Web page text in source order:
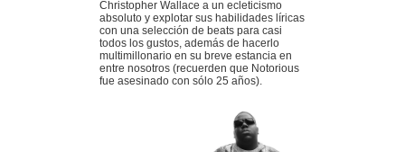
Christopher Wallace a un ecleticismo
absoluto y explotar sus habilidades líricas
con una selección de beats para casi
todos los gustos, además de hacerlo
multimillonario en su breve estancia en
entre nosotros (recuerden que Notorious
fue asesinado con sólo 25 años).